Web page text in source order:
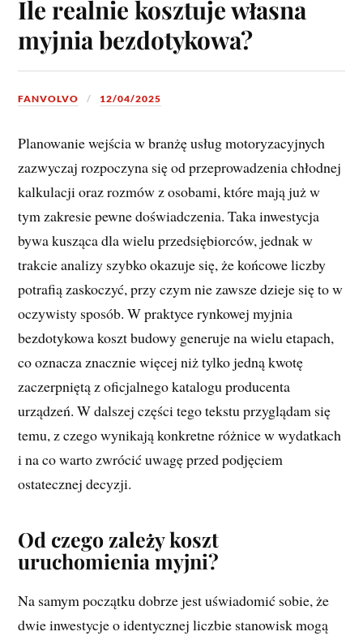
Ile realnie kosztuje własna
myjnia bezdotykowa?
FANVOLVO 12/04/2025
Planowanie wejścia w branżę usług motoryzacyjnych
zazwyczaj rozpoczyna się od przeprowadzenia chłodnej
kalkulacji oraz rozmów z osobami, które mają już w
tym zakresie pewne doświadczenia. Taka inwestycja
bywa kusząca dla wielu przedsiębiorców, jednak w
trakcie analizy szybko okazuje się, że końcowe liczby
potrafią zaskoczyć, przy czym nie zawsze dzieje się to w
oczywisty sposób. W praktyce rynkowej myjnia
bezdotykowa koszt budowy generuje na wielu etapach,
co oznacza znacznie więcej niż tylko jedną kwotę
zaczerpniętą z oficjalnego katalogu producenta
urządzeń. W dalszej części tego tekstu przyglądam się
temu, z czego wynikają konkretne różnice w wydatkach
i na co warto zwrócić uwagę przed podjęciem
ostatecznej decyzji.
Od czego zależy koszt
uruchomienia myjni?
Na samym początku dobrze jest uświadomić sobie, że
dwie inwestycje o identycznej liczbie stanowisk mogą